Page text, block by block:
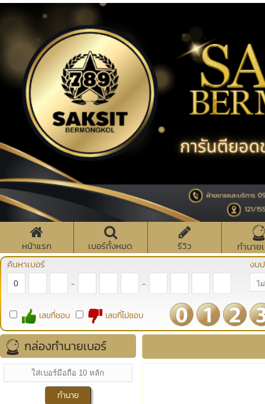
หน้าแรก เบอร์ทั้งหมด รีวิว
ทำนาย
ค้นหาเบอร์
- -
งบ
เลขที่ชอบ เลขที่ไม่ชอบ
กล่องทำนายเบอร์